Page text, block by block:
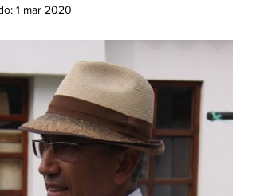
Editorial especial Gremiales
Perfiles especial Publicaciones
1 mar 2020